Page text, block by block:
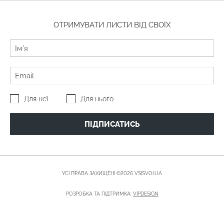
ОТРИМУВАТИ ЛИСТИ ВІД СВОЇХ
Для неї Для нього
ПІДПИСАТИСЬ
УСІ ПРАВА ЗАХИЩЕНІ ©2026 VSISVOI.UA
РОЗРОБКА ТА ПІДТРИМКА: VIPDESIGN